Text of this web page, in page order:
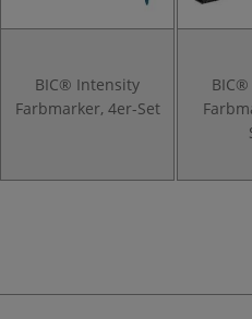
BIC® Intensity
Farbmarker, 4er-Set